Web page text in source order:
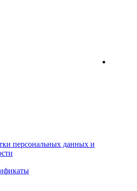
персональных данных и